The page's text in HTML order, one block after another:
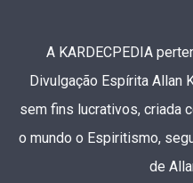
A KARDECPEDIA
Divulgação Espírita Allan
sem fins lucrativos, criada
o mundo o Espiritismo,
de